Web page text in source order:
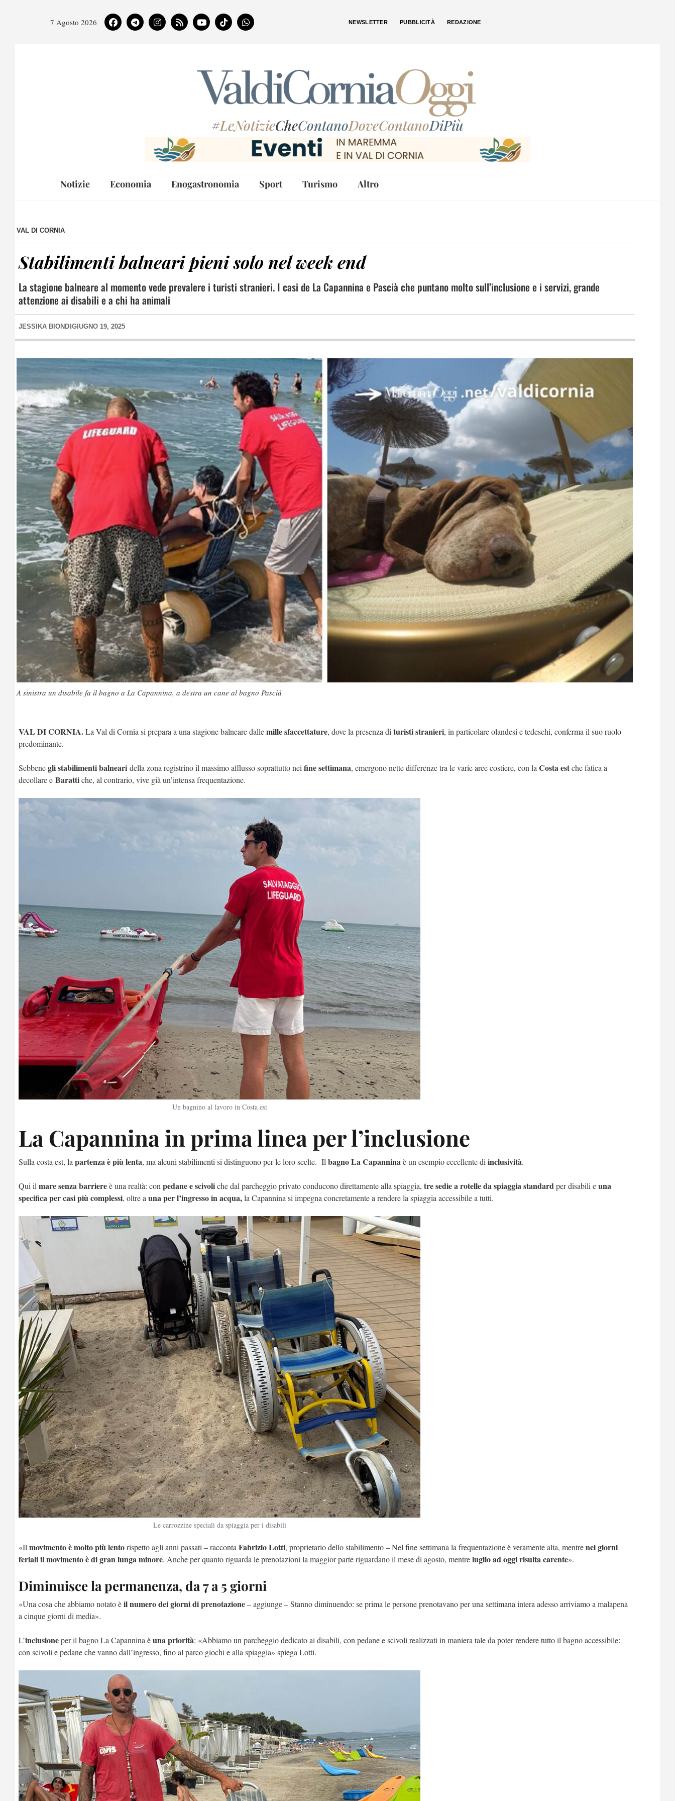
7 Agosto 2026 NEWSLETTER PUBBLICITÀ REDAZIONE
#LeNotizieCheContanoDoveContanoDiPiù
Notizie Economia Enogastronomia Sport Turismo Altro
VAL DI CORNIA
Stabilimenti balneari pieni solo nel week end
La stagione balneare al momento vede prevalere i turisti stranieri. I casi de La Capannina e Pascià che puntano molto sull’inclusione e i servizi, grande
attenzione ai disabili e a chi ha animali
JESSIKA BIONDI GIUGNO 19, 2025
A sinistra un disabile fa il bagno a La Capannina, a destra un cane al bagno Pascià
VAL DI CORNIA.La Val di Cornia si prepara a una stagione balneare dallemille sfaccettature, dove la presenza di turisti stranieri, in particolare olandesi e tedeschi, conferma il suo ruolo
predominante.
Sebbenegli stabilimenti balneari della zona registrino il massimo afflusso soprattutto nei fine settimana, emergono nette differenze tra le varie aree costiere, con la Costa estche fatica a
decollare e Barattiche, al contrario, vive già un’intensa frequentazione.
Un bagnino al lavoro in Costa est
La Capannina in prima linea per l’inclusione
Sulla costa est, la partenza è più lenta, ma alcuni stabilimenti si distinguono per le loro scelte. Il bagno La Capanninaè un esempio eccellente di inclusività.
Qui il mare senza barriereè una realtà: con pedane e scivoliche dal parcheggio privato conducono direttamente alla spiaggia, tresedie a rotelle da spiaggia standardper disabili euna
specifica per casi più complessi, oltre a una per l’ingresso in acqua,la Capannina si impegna concretamente a rendere la spiaggia accessibile a tutti.
Le carrozzine speciali da spiaggia per i disabili
«Il movimento è molto più lentorispetto agli anni passati – racconta Fabrizio Lotti, proprietario dello stabilimento – Nel fine settimana la frequentazione è veramente alta, mentrenei giorni
feriali il movimento è di gran lunga minore. Anche per quanto riguarda le prenotazioni la maggior parte riguardano il mese di agosto, mentreluglio ad oggi risulta carente».
Diminuisce la permanenza, da 7 a 5 giorni
«Una cosa che abbiamo notato èil numero dei giorni di prenotazione– aggiunge – Stanno diminuendo: se prima le persone prenotavano per una settimana intera adesso arriviamo a malapena
a cinque giorni di media».
L’inclusioneper il bagno La Capannina èuna priorità: «Abbiamo un parcheggio dedicato ai disabili, con pedane e scivoli realizzati in maniera tale da poter rendere tutto il bagno accessibile:
con scivoli e pedane che vanno dall’ingresso, fino al parco giochi e alla spiaggia» spiega Lotti.